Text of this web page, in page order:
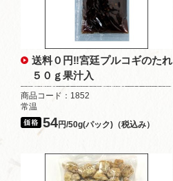
送料０円‼宮廷プルコギのたれ
５０ｇ果汁入
商品コード：1852
常温
54円/50g(パック)（税込み）